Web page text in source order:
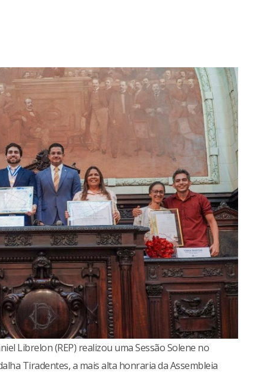
Librelon (REP) realizou uma Sessão Solene no
Tiradentes, a mais alta honraria da Assembleia